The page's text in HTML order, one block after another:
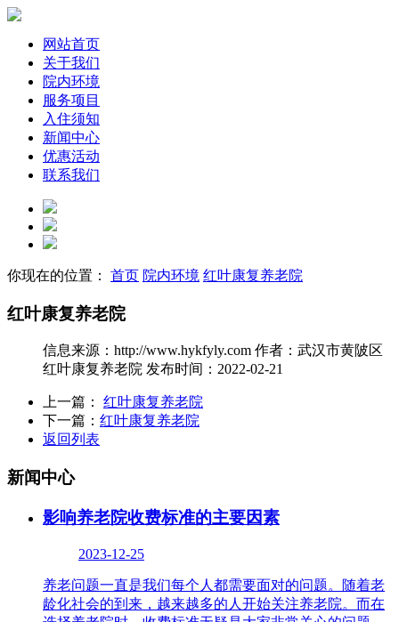
网站首页
关于我们
院内环境
服务项目
入住须知
新闻中心
优惠活动
联系我们
你现在的位置： 首页 院内环境 红叶康复养老院
红叶康复养老院
信息来源：http://www.hykfyly.com 作者：武汉市黄陂区
红叶康复养老院 发布时间：2022-02-21
上一篇： 红叶康复养老院
下一篇： 红叶康复养老院
返回列表
新闻中心
影响养老院收费标准的主要因素
2023-12-25
养老问题一直是我们每个人都需要面对的问题。随着老
龄化社会的到来，越来越多的人开始关注养老院。而在